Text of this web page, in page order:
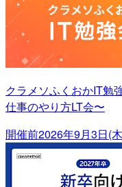
クラメソふくおかIT勉
仕事のやり方LT会〜
開催前2026年9月3日(